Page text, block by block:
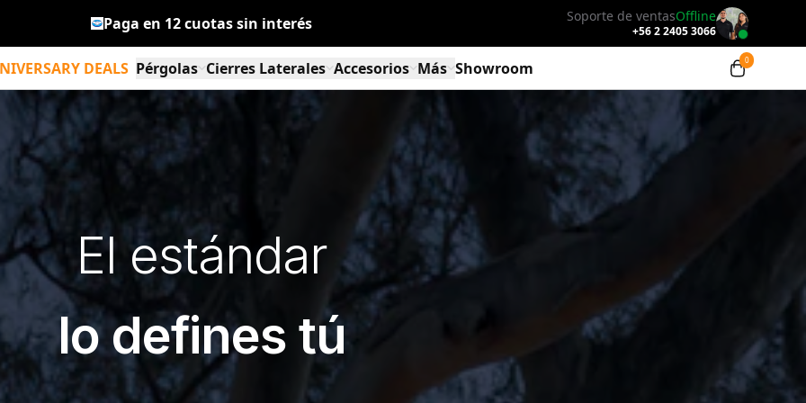
Pensada en el clima Chileno
Soporte de ventasOffline
+56 2 2405 3066
DEALS Pérgolas
PERGOLUX Pérgola S3
PERGOLUX Sundream S3
PERGOLUX Skydance S3
PERGOLUX Sundream S2
PERGOLUX Skydance S2
Ver todos los modelos
Cierres Laterales
Panel de Lamas de Aluminio
Cortinas Sunscreen S2 S3
Cortinas Sunscreen S1
Accesorios
PERGOLUX Luces LED S3
PERGOLUX Luces LED S2
PERGOLUX Luces LED S1
PERGOLUX Calefactor
Más
Programa B2B
Embajadores PERGOLUX
Financiamiento
Blog
Contacto
Nosotros
Centro de ayuda
Showroom
El estándar
lo defines tú